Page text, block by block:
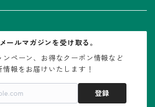
ールマガジンを受け取る。
ンペーン、お得なクーポン情報など
情報をお届けいたします！
登録